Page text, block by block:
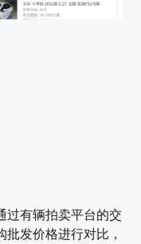
过有辆拍卖平台的交
发价格进行对比，